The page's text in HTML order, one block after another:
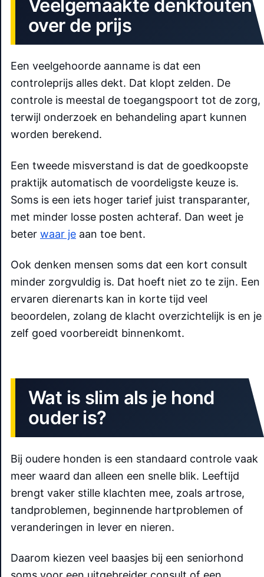
Veelgemaakte denkfouten
over de prijs
Een veelgehoorde aanname is dat een
controleprijs alles dekt. Dat klopt zelden. De
controle is meestal de toegangspoort tot de zorg,
terwijl onderzoek en behandeling apart kunnen
worden berekend.
Een tweede misverstand is dat de goedkoopste
praktijk automatisch de voordeligste keuze is.
Soms is een iets hoger tarief juist transparanter,
met minder losse posten achteraf. Dan weet je
beter waar je aan toe bent.
Ook denken mensen soms dat een kort consult
minder zorgvuldig is. Dat hoeft niet zo te zijn. Een
ervaren dierenarts kan in korte tijd veel
beoordelen, zolang de klacht overzichtelijk is en je
zelf goed voorbereidt binnenkomt.
Wat is slim als je hond
ouder is?
Bij oudere honden is een standaard controle vaak
meer waard dan alleen een snelle blik. Leeftijd
brengt vaker stille klachten mee, zoals artrose,
tandproblemen, beginnende hartproblemen of
veranderingen in lever en nieren.
Daarom kiezen veel baasjes bij een seniorhond